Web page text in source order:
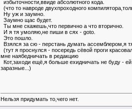
избыточности,ввиде абсолютного кода.
(что то навроде двухпроходного
Ну уж и заумно.
Заумно щас будет.
Ты мне скажешь,что первично а что вторично.
И я тя умоляю,не пиши в сях - goto.
Это пошло.
Взялся за сю - перстань думать ассемблером,я
(тут я проснулся - посередь сёвой проги
мне наябедничать в редакцию
Кот,заходи ещё,я больше ехидничать не буду -
заразные...)
Нельзя придумать то,чего нет.